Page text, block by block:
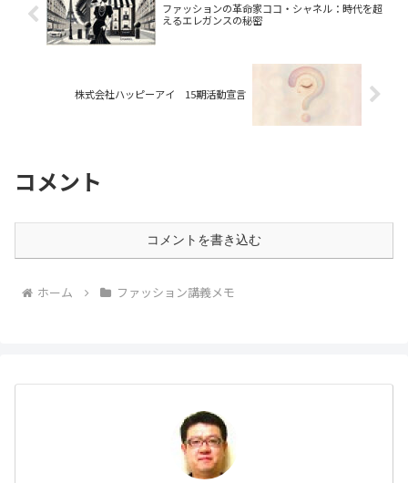
ファッションの革命家ココ・シャネル：時代を超
えるエレガンスの秘密
株式会社ハッピーアイ 15期活動宣言
コメント
コメントを書き込む
ホーム ファッション講義メモ